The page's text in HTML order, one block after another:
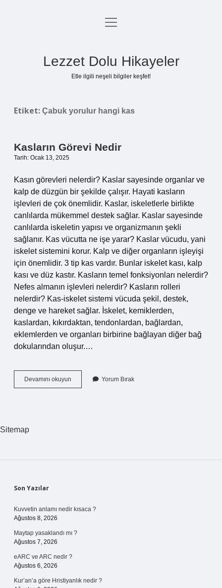
Anasayfa
menüyü
Lezzet Dolu Hikayeler
Etle ilgili neşeli bilgiler keşfet!
Etiket: Çabuk yorulur hangi kas
Kasların Görevi Nedir
Tarih: Ocak 13, 2025
Kasın görevleri nelerdir? Kaslar sayesinde organlar ve
kalp de düzgün bir şekilde çalışır. Hayati kasların
işlevleri de çok önemlidir. Kaslar, iskeletlerle birlikte
canlılarda mükemmel destek sağlar. Kaslar sayesinde
canlılarda iskeletin yapısı ve organizmanın şekli
sağlanır. Kas vücutta ne işe yarar? Kaslar vücudu, yani
iskelet sistemini korur. Kalp ve diğer organların işleyişi
için önemlidir. 3 tip kas vardır. Bunlar iskelet kası, kalp
kası ve düz kastır. Kasların temel fonksiyonları nelerdir?
Nefes almanın işlevleri nelerdir? Kasların rolleri
nelerdir? Kas-iskelet sistemi vücuda şekil, destek,
denge ve hareket sağlar. İskelet, kemiklerden,
kaslardan, kıkırdaktan, tendonlardan, bağlardan,
eklemlerden ve organları birbirine bağlayan diğer bağ
dokularından oluşur.…
Devamını okuyun Kasların
Görevi
Yorum Bırak
Sitemap
Sidebar
Son Yazılar
Kuvvetin anlamı nedir kısaca ?
Ağustos 8, 2026
Maytap yasaklandı mı ?
Ağustos 7, 2026
eARC ve ARC nedir ?
Ağustos 6, 2026
Kur’an’a göre Hristiyanlık nedir ?